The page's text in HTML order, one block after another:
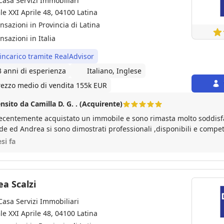
XXI Aprile 48, 04100 Latina
in Provincia di Latina
in Italia
tramite RealAdvisor
anni di esperienza
Italiano, Inglese
medio di vendita 155k EUR
da Camilla D. G. . (Acquirente)
acquistato un immobile e sono rimasta molto
ed Andrea si sono dimostrati professionali ,disponibili e
dalla visita iniziale fino al rogito. Ho apprezzato in particolare
pratiche burocratiche. Si è concluso tutto nel migliore dei modi
e pazienza .
fa
Scalzi
Servizi Immobiliari
XXI Aprile 48, 04100 Latina